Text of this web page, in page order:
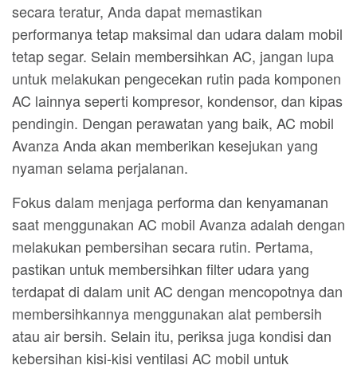
secara teratur, Anda dapat memastikan
performanya tetap maksimal dan udara dalam mobil
tetap segar. Selain membersihkan AC, jangan lupa
untuk melakukan pengecekan rutin pada komponen
AC lainnya seperti kompresor, kondensor, dan kipas
pendingin. Dengan perawatan yang baik, AC mobil
Avanza Anda akan memberikan kesejukan yang
nyaman selama perjalanan.
Fokus dalam menjaga performa dan kenyamanan
saat menggunakan AC mobil Avanza adalah dengan
melakukan pembersihan secara rutin. Pertama,
pastikan untuk membersihkan filter udara yang
terdapat di dalam unit AC dengan mencopotnya dan
membersihkannya menggunakan alat pembersih
atau air bersih. Selain itu, periksa juga kondisi dan
kebersihan kisi-kisi ventilasi AC mobil untuk